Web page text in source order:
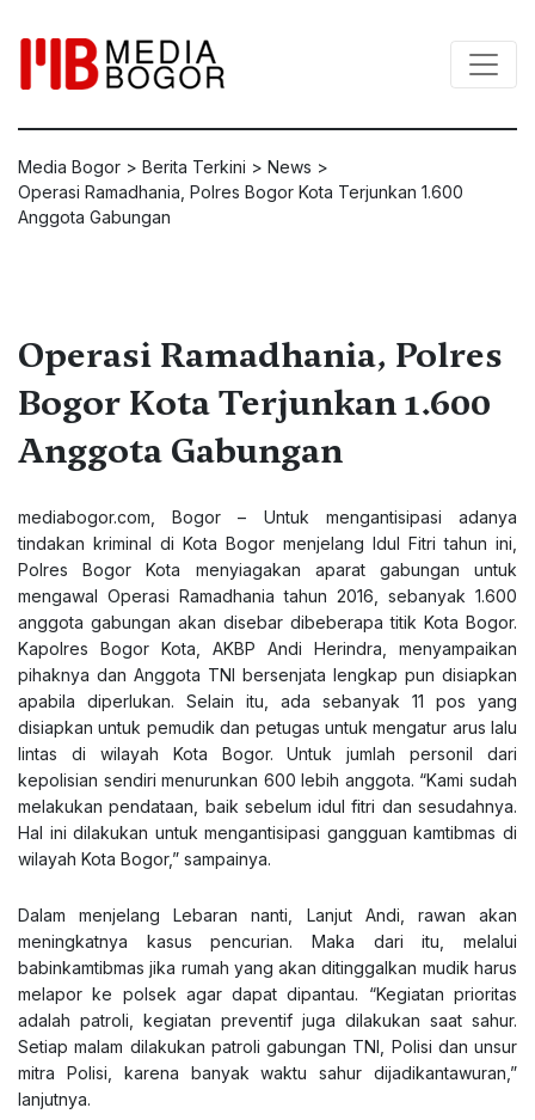
Media Bogor > Berita Terkini > News >
Operasi Ramadhania, Polres Bogor Kota Terjunkan 1.600
Anggota Gabungan
Operasi Ramadhania, Polres
Bogor Kota Terjunkan 1.600
Anggota Gabungan
mediabogor.com , Bogor – Untuk mengantisipasi adanya
tindakan kriminal di Kota Bogor menjelang Idul Fitri tahun ini,
Polres Bogor Kota menyiagakan aparat gabungan untuk
mengawal Operasi Ramadhania tahun 2016, sebanyak 1.600
anggota gabungan akan disebar dibeberapa titik Kota Bogor.
Kapolres Bogor Kota, AKBP Andi Herindra, menyampaikan
pihaknya dan Anggota TNI bersenjata lengkap pun disiapkan
apabila diperlukan. Selain itu, ada sebanyak 11 pos yang
disiapkan untuk pemudik dan petugas untuk mengatur arus lalu
lintas di wilayah Kota Bogor. Untuk jumlah personil dari
kepolisian sendiri menurunkan 600 lebih anggota. “Kami sudah
melakukan pendataan, baik sebelum idul fitri dan sesudahnya.
Hal ini dilakukan untuk mengantisipasi gangguan kamtibmas di
wilayah Kota Bogor,” sampainya.
Dalam menjelang Lebaran nanti, Lanjut Andi, rawan akan
meningkatnya kasus pencurian. Maka dari itu, melalui
babinkamtibmas jika rumah yang akan ditinggalkan mudik harus
melapor ke polsek agar dapat dipantau. “Kegiatan prioritas
adalah patroli, kegiatan preventif juga dilakukan saat sahur.
Setiap malam dilakukan patroli gabungan TNI, Polisi dan unsur
mitra Polisi, karena banyak waktu sahur dijadikantawuran,”
lanjutnya.